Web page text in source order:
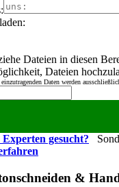
Dateien in diesen
Dateien
Daten werden
gesucht?
&